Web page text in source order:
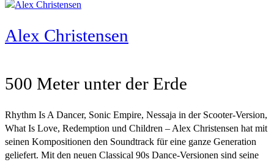
Alex Christensen
500 Meter unter der Erde
Rhythm Is A Dancer, Sonic Empire, Nessaja in der Scooter-Version,
What Is Love, Redemption und Children – Alex Christensen hat mit
seinen Kompositionen den Soundtrack für eine ganze Generation
geliefert. Mit den neuen Classical 90s Dance-Versionen sind seine